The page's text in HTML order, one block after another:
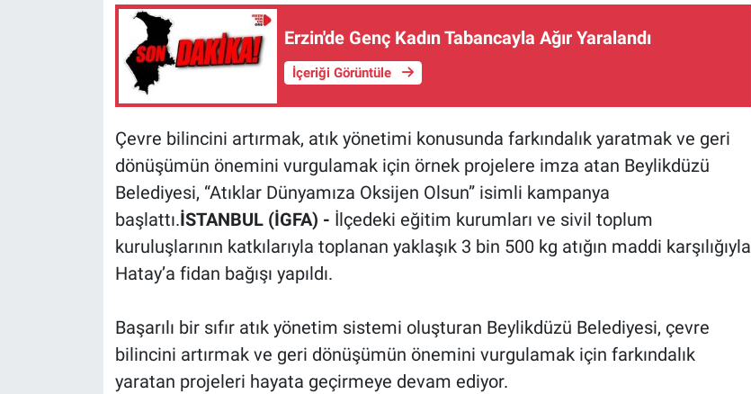
Erzin'de Genç Kadın Tabancayla Ağır Yaralandı
İçeriği Görüntüle
Çevre bilincini artırmak, atık yönetimi konusunda farkındalık yaratmak ve geri
dönüşümün önemini vurgulamak için örnek projelere imza atan Beylikdüzü
Belediyesi, “Atıklar Dünyamıza Oksijen Olsun” isimli kampanya
başlattı.İSTANBUL (İGFA) - İlçedeki eğitim kurumları ve sivil toplum
kuruluşlarının katkılarıyla toplanan yaklaşık 3 bin 500 kg atığın maddi karşılığıyla
Hatay’a fidan bağışı yapıldı.
Başarılı bir sıfır atık yönetim sistemi oluşturan Beylikdüzü Belediyesi, çevre
bilincini artırmak ve geri dönüşümün önemini vurgulamak için farkındalık
yaratan projeleri hayata geçirmeye devam ediyor.